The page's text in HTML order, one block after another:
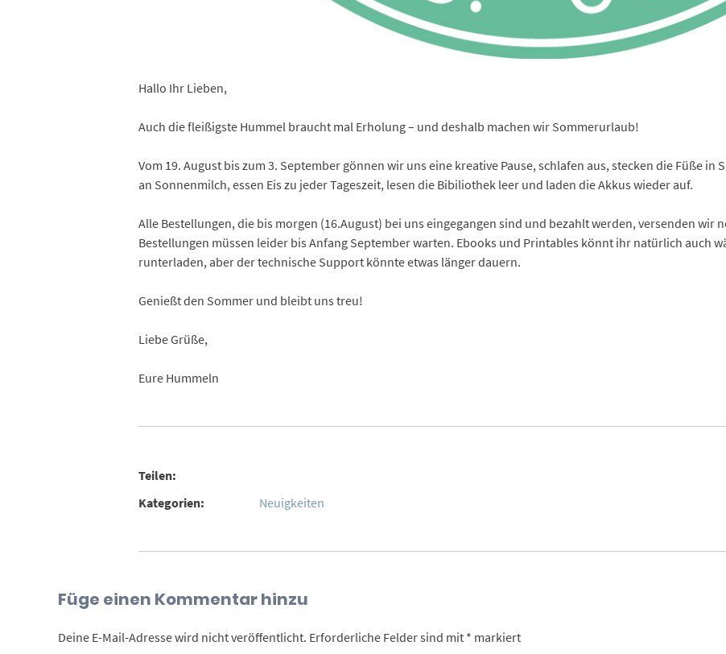
Hallo Ihr Lieben,
Auch die fleißigste Hummel braucht mal Erholung – und deshalb machen wir Sommerurlaub!
Vom 19. August bis zum 3. September gönnen wir uns eine kreative Pause, schlafen aus, stecken die Füße
an Sonnenmilch, essen Eis zu jeder Tageszeit, lesen die Bibiliothek leer und laden die Akkus wieder auf.
Alle Bestellungen, die bis morgen (16.August) bei uns eingegangen sind und bezahlt werden, versenden wir
Bestellungen müssen leider bis Anfang September warten. Ebooks und Printables könnt ihr natürlich auch
runterladen, aber der technische Support könnte etwas länger dauern.
Genießt den Sommer und bleibt uns treu!
Liebe Grüße,
Eure Hummeln
Teilen:
Kategorien:
Neuigkeiten
Füge einen Kommentar hinzu
Deine E-Mail-Adresse wird nicht veröffentlicht. Erforderliche Felder sind mit * markiert